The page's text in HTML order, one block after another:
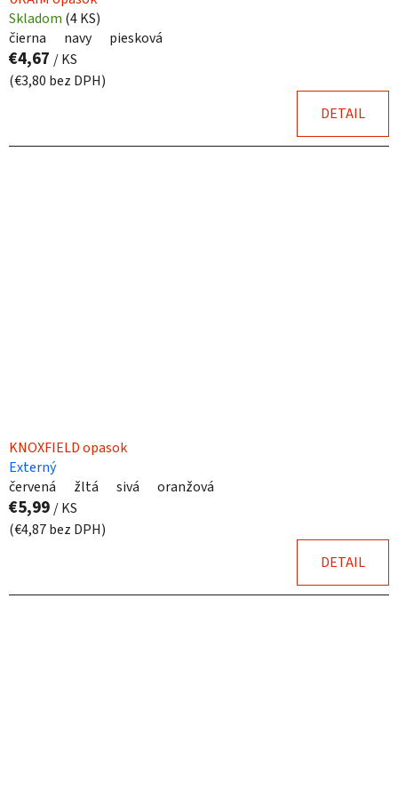
Skladom (4 KS)
čierna
navy piesková
€4,67 / KS
(€3,80 bez DPH)
DETAIL
KNOXFIELD opasok
Externý
červená
žltá sivá oranžová
€5,99 / KS
(€4,87 bez DPH)
DETAIL